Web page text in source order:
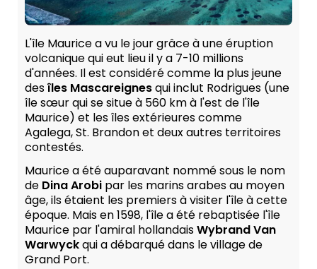
L'île Maurice a vu le jour grâce à une éruption
volcanique qui eut lieu il y a 7-10 millions
d'années. Il est considéré comme la plus jeune
desîles Mascareignesqui inclut Rodrigues (une
île sœur qui se situe à 560 km à l'est de l'île
Maurice) et les îles extérieures comme
Agalega, St. Brandon et deux autres territoires
contestés.
Maurice a été auparavant nommé sous le nom
de Dina Arobi par les marins arabes au moyen
âge, ils étaient les premiers à visiter l'île à cette
époque. Mais en 1598, l'île a été rebaptisée l'île
Maurice par l'amiral hollandaisWybrand Van
Warwyckqui a débarqué dans le village de
Grand Port.